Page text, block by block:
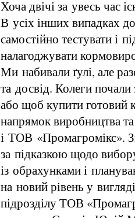
Хоча двічі за увесь час
В усіх інших випадках
самостійно тестувати і
налагоджувати
Ми набивали ґулі, але
та досвід. Колеги
або щоб купити готовий
напрямок виробництва
і ТОВ «Промагромікс».
за підказкою щодо
із обрахунками і
на новий рівень у
підрозділу ТОВ